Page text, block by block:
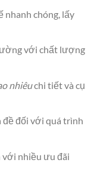
nhanh chóng, lấy
với chất lượng
nhiêuchi tiết và cụ
đề đối với quá trình
với nhiều ưu đãi